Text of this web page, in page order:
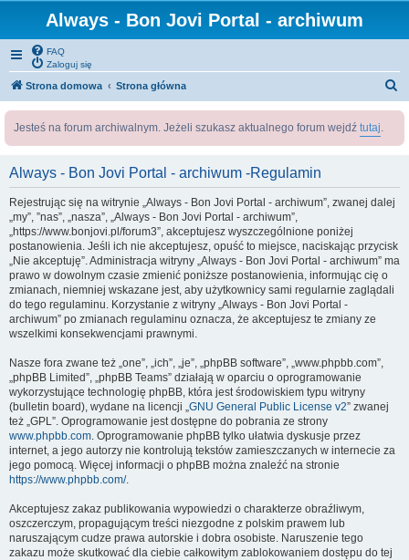
Always - Bon Jovi Portal - archiwum
FAQ
Zaloguj się
Strona domowa Strona główna
Jesteś na forum archiwalnym. Jeżeli szukasz aktualnego forum wejdź tutaj.
Always - Bon Jovi Portal - archiwum -Regulamin
Rejestrując się na witrynie „Always - Bon Jovi Portal - archiwum”, zwanej dalej
„my”, ”nas”, „nasza”, „Always - Bon Jovi Portal - archiwum”,
„https://www.bonjovi.pl/forum3”, akceptujesz wyszczególnione poniżej
postanowienia. Jeśli ich nie akceptujesz, opuść to miejsce, naciskając przycisk
„Nie akceptuję”. Administracja witryny „Always - Bon Jovi Portal - archiwum” ma
prawo w dowolnym czasie zmienić poniższe postanowienia, informując cię o
zmianach, niemniej wskazane jest, aby użytkownicy sami regularnie zaglądali
do tego regulaminu. Korzystanie z witryny „Always - Bon Jovi Portal -
archiwum” po zmianach regulaminu oznacza, że akceptujesz te zmiany ze
wszelkimi konsekwencjami prawnymi.
Nasze fora zwane też „one”, „ich”, „je”, „phpBB software”, „www.phpbb.com”,
„phpBB Limited”, „phpBB Teams” działają w oparciu o oprogramowanie
wykorzystujące technologię phpBB, która jest środowiskiem typu witryny
(bulletin board), wydane na licencji „GNU General Public License v2” zwanej
też „GPL”. Oprogramowanie jest dostępne do pobrania ze strony
www.phpbb.com. Oprogramowanie phpBB tylko ułatwia dyskusje przez
internet, a jego autorzy nie kontrolują tekstów zamieszczanych w internecie za
jego pomocą. Więcej informacji o phpBB można znaleźć na stronie
https://www.phpbb.com/.
Akceptujesz zakaz publikowania wypowiedzi o charakterze obraźliwym,
oszczerczym, propagującym treści niezgodne z polskim prawem lub
naruszającym cudze prawa autorskie i dobra osobiste. Naruszenie tego
zakazu może skutkować dla ciebie całkowitym zablokowaniem dostępu do tej